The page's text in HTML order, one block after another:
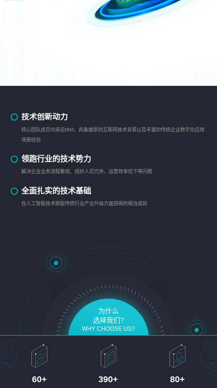
技术创新动力
核心团队成员均来自IBM，具备雄厚的互联网技术背景以及丰富的传统企业数字化应用
场景经验
领跑行业的技术势力
解决企业业务流程繁琐、组织人员冗余、运营效率低下等问题
全面扎实的技术基础
在人工智能技术赋能传统行业产业升级方面获得的相当成就
为什么
选择我们?
WHY CHOOSE US?
60+ 390+ 80+